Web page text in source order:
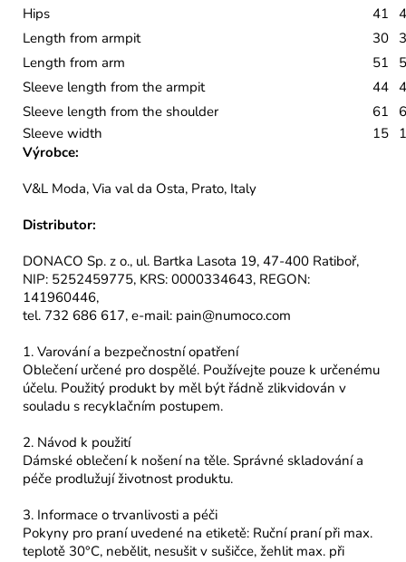
Hips
41
Length from armpit
30
Length from arm
51
Sleeve length from the armpit
44
Sleeve length from the shoulder
61
Sleeve width
15
Výrobce:
V&L Moda, Via val da Osta, Prato, Italy
Distributor:
DONACO Sp. z o., ul. Bartka Lasota 19, 47-400 Ratiboř,
NIP: 5252459775, KRS: 0000334643, REGON:
141960446,
tel. 732 686 617, e-mail: pain@numoco.com
1. Varování a bezpečnostní opatření
Oblečení určené pro dospělé. Používejte pouze k určenému
účelu. Použitý produkt by měl být řádně zlikvidován v
souladu s recyklačním postupem.
2. Návod k použití
Dámské oblečení k nošení na těle. Správné skladování a
péče prodlužují životnost produktu.
3. Informace o trvanlivosti a péči
Pokyny pro praní uvedené na etiketě: Ruční praní při max.
teplotě 30°C, nebělit, nesušit v sušičce, žehlit max. při